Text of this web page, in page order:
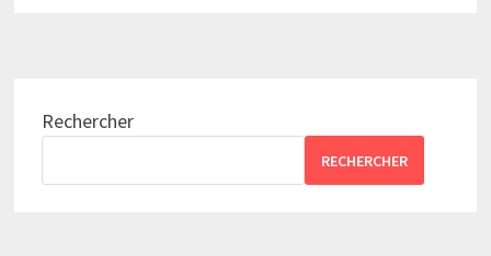
Rechercher
RECHERCHER